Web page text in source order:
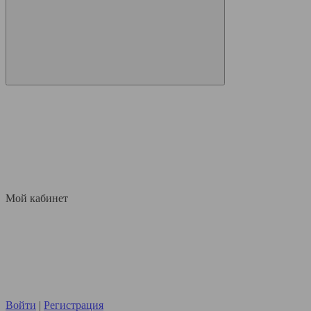
Мой кабинет
Войти | Регистрация